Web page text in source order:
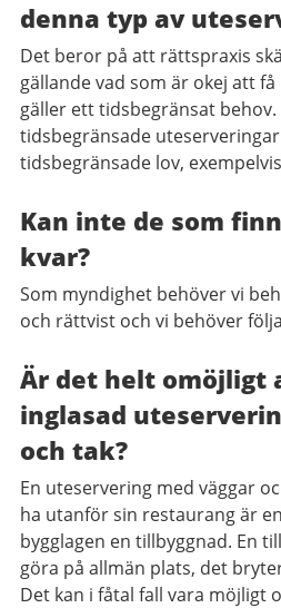
denna typ av
Det beror på att rättspraxis
gällande vad som är okej att
gäller ett tidsbegränsat
tidsbegränsade
tidsbegränsade lov,
Kan inte de som
kvar?
Som myndighet behöver vi
och rättvist och vi behöver
Är det helt omöjligt
inglasad
och tak?
En uteservering med väggar
ha utanför sin restaurang är
bygglagen en tillbyggnad. En
göra på allmän plats, det
Det kan i fåtal fall vara möjligt